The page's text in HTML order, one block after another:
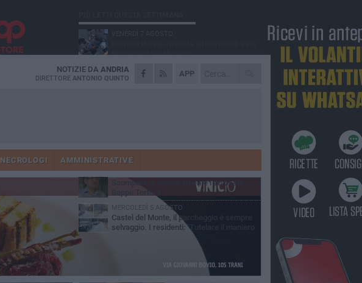
APP
NOTIZIE DA ANDRIA
DIRETTORE ANTONIO QUINTO
NECROLOGI AMMINISTRATIVE
Bisceglie e via Mozart
MARTEDÌ 4 AGOSTO
Cattivo odore dall’abitazione, la macabra
Andria saluta mons. Agostino Superbo:
celebrati i funerali - FOTO
GIOVEDÌ 30 LUGLIO
Scompare prematuramente l'avvocato
MERCOLEDÌ 5 AGOSTO
Castel del Monte, il parcheggio é sempre
selvaggio. I residenti: "Tutelare il maniero
tra vivibilità e rispetto del paesaggio"